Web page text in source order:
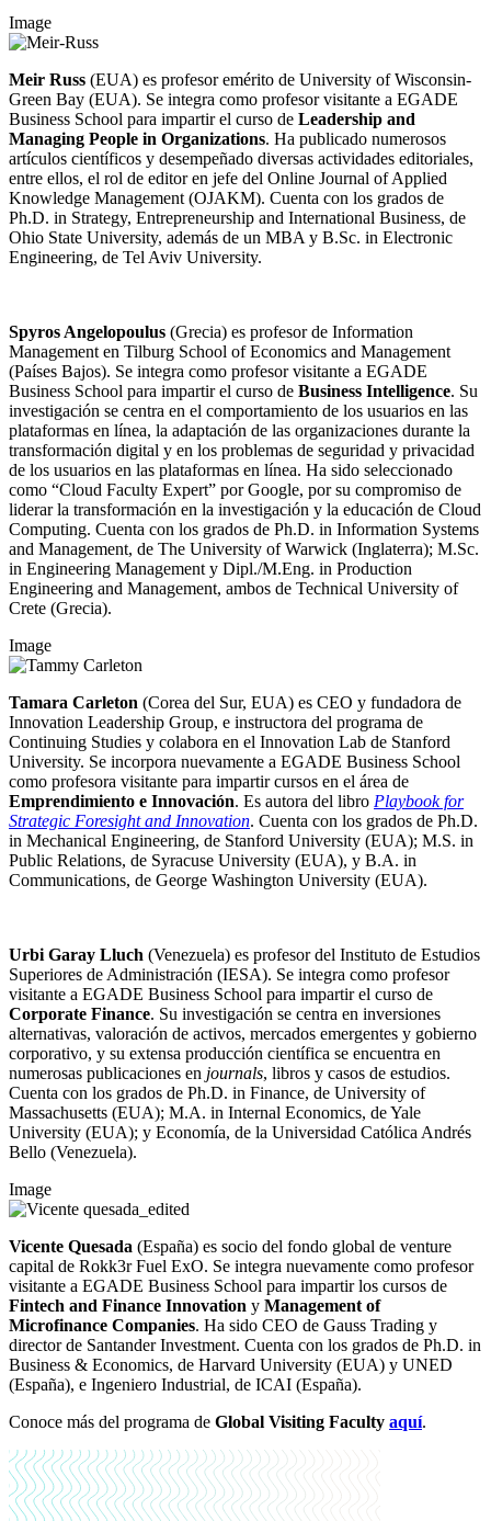
Image
Meir Russ (EUA) es profesor emérito de University of Wisconsin-
Green Bay (EUA). Se integra como profesor visitante a EGADE
Business School para impartir el curso de Leadership and
Managing People in Organizations. Ha publicado numerosos
artículos científicos y desempeñado diversas actividades editoriales,
entre ellos, el rol de editor en jefe del Online Journal of Applied
Knowledge Management (OJAKM). Cuenta con los grados de
Ph.D. in Strategy, Entrepreneurship and International Business, de
Ohio State University, además de un MBA y B.Sc. in Electronic
Engineering, de Tel Aviv University.
Spyros Angelopoulus (Grecia) es profesor de Information
Management en Tilburg School of Economics and Management
(Países Bajos). Se integra como profesor visitante a EGADE
Business School para impartir el curso de Business Intelligence. Su
investigación se centra en el comportamiento de los usuarios en las
plataformas en línea, la adaptación de las organizaciones durante la
transformación digital y en los problemas de seguridad y privacidad
de los usuarios en las plataformas en línea. Ha sido seleccionado
como “Cloud Faculty Expert” por Google, por su compromiso de
liderar la transformación en la investigación y la educación de Cloud
Computing. Cuenta con los grados de Ph.D. in Information Systems
and Management, de The University of Warwick (Inglaterra); M.Sc.
in Engineering Management y Dipl./M.Eng. in Production
Engineering and Management, ambos de Technical University of
Crete (Grecia).
Image
Tamara Carleton (Corea del Sur, EUA) es CEO y fundadora de
Innovation Leadership Group, e instructora del programa de
Continuing Studies y colabora en el Innovation Lab de Stanford
University. Se incorpora nuevamente a EGADE Business School
como profesora visitante para impartir cursos en el área de
Emprendimiento e Innovación. Es autora del libro Playbook for
Strategic Foresight and Innovation. Cuenta con los grados de Ph.D.
in Mechanical Engineering, de Stanford University (EUA); M.S. in
Public Relations, de Syracuse University (EUA), y B.A. in
Communications, de George Washington University (EUA).
Urbi Garay Lluch (Venezuela) es profesor del Instituto de Estudios
Superiores de Administración (IESA). Se integra como profesor
visitante a EGADE Business School para impartir el curso de
Corporate Finance. Su investigación se centra en inversiones
alternativas, valoración de activos, mercados emergentes y gobierno
corporativo, y su extensa producción científica se encuentra en
numerosas publicaciones en journals, libros y casos de estudios.
Cuenta con los grados de Ph.D. in Finance, de University of
Massachusetts (EUA); M.A. in Internal Economics, de Yale
University (EUA); y Economía, de la Universidad Católica Andrés
Bello (Venezuela).
Image
Vicente Quesada (España) es socio del fondo global de venture
capital de Rokk3r Fuel ExO. Se integra nuevamente como profesor
visitante a EGADE Business School para impartir los cursos de
Fintech and Finance Innovation y Management of
Microfinance Companies. Ha sido CEO de Gauss Trading y
director de Santander Investment. Cuenta con los grados de Ph.D. in
Business & Economics, de Harvard University (EUA) y UNED
(España), e Ingeniero Industrial, de ICAI (España).
Conoce más del programa de Global Visiting Faculty aquí.